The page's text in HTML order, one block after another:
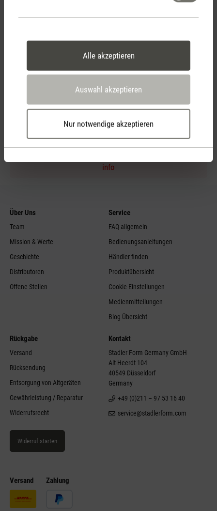
Alle akzeptieren
Auswahl akzeptieren
Nur notwendige akzeptieren
2 Jahre Garantie mit
eigenem Servicecenter
per Telefon
info
Versand Zahlung
Über Uns
Team
Mission & Werte
Geschichte
Distributoren
Offene Stellen
Service
FAQ allgemein
Bedienungsanleitungen
Händler finden
Produktübersicht
Cookie-Einstellungen
Medienmitteilungen
Blog Übersicht
Rückgabe
Versand
Rücksendung
Entsorgung von Altgeräten
Gewährleistung / Reparatur
Widerrufsrecht
Widerruf starten
Kontakt
Stadler Form Germany GmbH
Alt-Heerdt 104
40549 Düsseldorf
Germany
+49 (0)211 – 97 53 16 40
service@stadlerform.com